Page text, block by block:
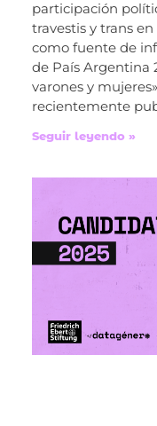
participación
travestis y trans
como fuente de
de País Argentina
varones y
recientemente
Seguir leyendo »